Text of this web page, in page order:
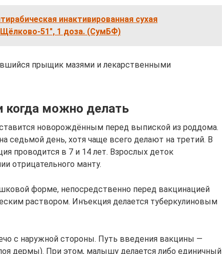
инактивированная сухая
51", 1 доза. (СумБФ)
прыщик мазями и лекарственными
когда можно делать
новорождённым перед выпиской из роддома.
седьмой день, хотя чаще всего делают на третий. В
проводится в 7 и 14 лет. Взрослых деток
отрицательного манту.
форме, непосредственно перед вакцинацией
раствором. Инъекция делается туберкулиновым
с наружной стороны. Путь введения вакцины —
дермы). При этом, малышу делается либо единичный